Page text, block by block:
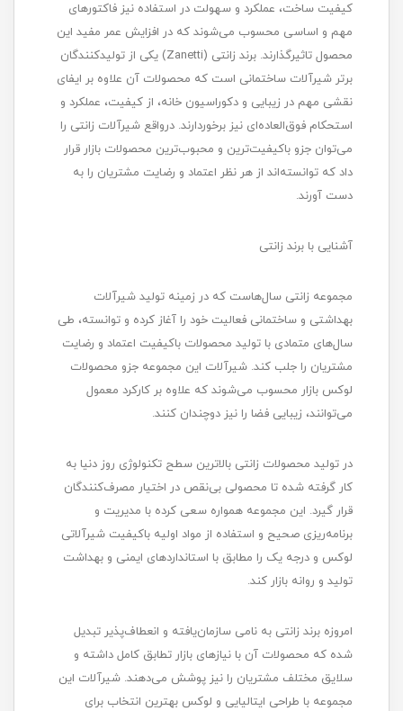
کیفیت ساخت، عملکرد و سهولت در استفاده نیز فاکتورهای
مهم و اساسی محسوب می‌شوند که در افزایش عمر مفید این
محصول تاثیرگذارند. برند زانتی (Zanetti) یکی از تولیدکنندگان
برتر شیرآلات ساختمانی است که محصولات آن علاوه بر ایفای
نقشی مهم در زیبایی و دکوراسیون خانه، از کیفیت، عملکرد و
استحکام فوق‌العاده‌ای نیز برخوردارند. درواقع شیرآلات زانتی را
می‌توان جزو باکیفیت‌ترین و محبوب‌ترین محصولات بازار قرار
داد که توانسته‌اند از هر نظر اعتماد و رضایت مشتریان را به
دست آورند.
آشنایی با برند زانتی
مجموعه زانتی سال‌هاست که در زمینه تولید شیرآلات
بهداشتی و ساختمانی فعالیت خود را آغاز کرده و توانسته، طی
سال‌های متمادی با تولید محصولات باکیفیت اعتماد و رضایت
مشتریان را جلب کند. شیرآلات این مجموعه جزو محصولات
لوکس بازار محسوب می‌شوند که علاوه بر کارکرد معمول
می‌توانند، زیبایی فضا را نیز دوچندان کنند.
در تولید محصولات زانتی بالاترین سطح تکنولوژی روز دنیا به
کار گرفته شده تا محصولی بی‌نقص در اختیار مصرف‌کنندگان
قرار گیرد. این مجموعه همواره سعی کرده با مدیریت و
برنامه‌ریزی صحیح و استفاده از مواد اولیه باکیفیت شیرآلاتی
لوکس و درجه‌ یک را مطابق با استانداردهای ایمنی و بهداشت
تولید و روانه بازار کند.
امروزه برند زانتی به نامی سازمان‌یافته و انعطاف‌پذیر تبدیل
شده که محصولات آن با نیازهای بازار تطابق کامل داشته و
سلایق مختلف مشتریان را نیز پوشش می‌دهند. شیرآلات این
مجموعه با طراحی ایتالیایی و لوکس بهترین انتخاب برای